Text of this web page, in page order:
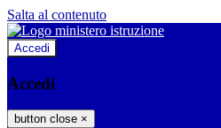
Salta al contenuto
Accedi
Accedi
button close ×